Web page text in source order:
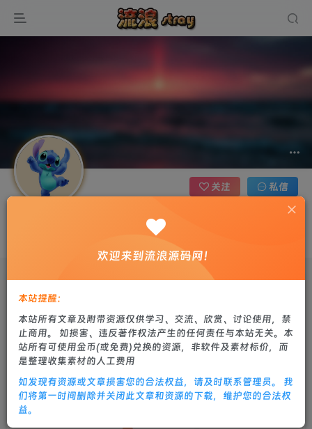
关注 私信
发布 0 排序
欢迎来到流浪源码网！
本站提醒：
本站所有文章及附带资源仅供学习、交流、欣赏、讨论使用，禁
止商用。 如损害、违反著作权法产生的任何责任与本站无关。本
站所有可使用金币(或免费)兑换的资源，非软件及素材标价，而
是整理收集素材的人工费用
如发现有资源或文章损害您的合法权益，请及时联系管理员。 我
们将第一时间删除并关闭此文章和资源的下载，维护您的合法权
益。